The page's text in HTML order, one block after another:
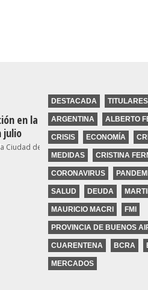
en la Ciudad y
julio
Ciudad de Buenos Aires
DESTACADA TITULARES
ARGENTINA ALBERTO
CRISIS ECONOMÍA
MEDIDAS CRISTINA
CORONAVIRUS
SALUD DEUDA
MAURICIO MACRI FMI
PROVINCIA DE BUENOS
CUARENTENA BCRA
MERCADOS